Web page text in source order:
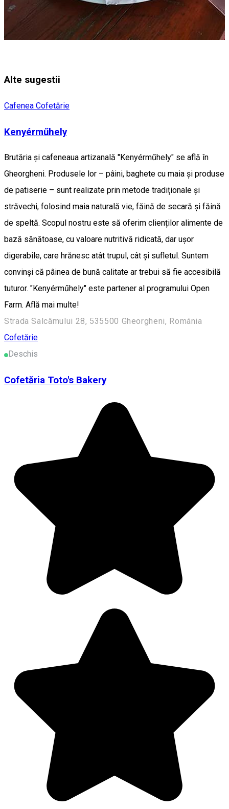
Alte sugestii
Cafenea Cofetărie
Kenyérműhely
Brutăria și cafeneaua artizanală "Kenyérműhely" se află în
Gheorgheni. Produsele lor – pâini, baghete cu maia și produse
de patiserie – sunt realizate prin metode tradiționale și
străvechi, folosind maia naturală vie, făină de secară și făină
de speltă. Scopul nostru este să oferim clienților alimente de
bază sănătoase, cu valoare nutritivă ridicată, dar ușor
digerabile, care hrănesc atât trupul, cât și sufletul. Suntem
convinși că pâinea de bună calitate ar trebui să fie accesibilă
tuturor. "Kenyérműhely" este partener al programului Open
Farm. Află mai multe!
Strada Salcâmului 28, 535500 Gheorgheni, Románia
Cofetărie
Deschis
Cofetăria Toto's Bakery